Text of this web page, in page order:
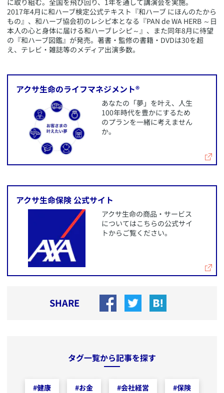
に取り組む。全国を飛び回り、1年を通して講演会を実施。
2017年4月に和ハーブ検定公式テキスト『和ハーブ にほんのたから
もの』、和ハーブ協会初のレシピ本となる『PAN de WA HERB ～日
本人の心と身体に届ける和ハーブレシピ～』、また同年8月に待望
の『和ハーブ図鑑』が発売。著書・監修の書籍・DVDは30を超
え、テレビ・雑誌等のメディア出演多数。
​アクサ生命のライフマネジメント®
​あなたの「夢」を叶え、人生
100年時代を豊かにするため
のプランを一緒に考えません
か。
​アクサ生命保険 公式サイト
​アクサ生命の商品・サービス
についてはこちらの公式サイ
トからご覧ください。
SHARE
タグ一覧から記事を探す
#健康 #お金 #会社経営 #保険